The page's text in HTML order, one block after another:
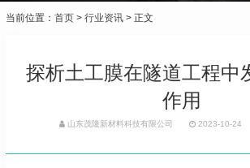
当前位置： 首页 > 行业资讯 > 正文
探析土工膜在隧道工程中
作用
山东茂隆新材料科技有限公司 2023-10-24